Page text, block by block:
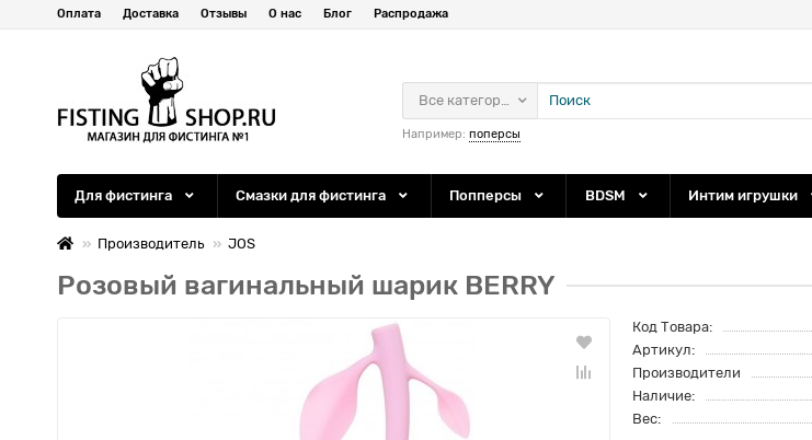
Оплата Доставка Отзывы О нас Блог Распродажа
Все категории
Например: поперсы
Для фистинга Смазки для фистинга Попперсы BDSM Интим игрушки
Производитель JOS
Розовый вагинальный шарик BERRY
Код Товара:
Артикул:
Производители
Наличие:
Вес: